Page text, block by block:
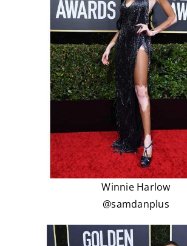
Winnie Harlow
@samdanplus